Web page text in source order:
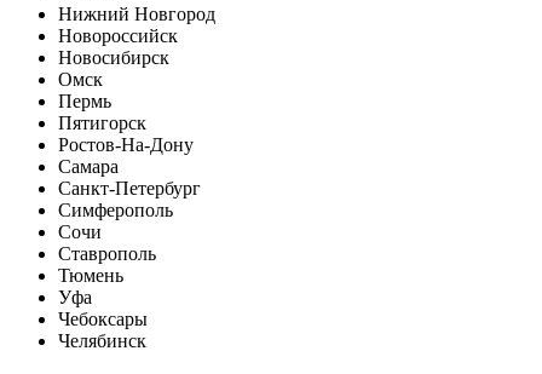
Нижний Новгород
Новороссийск
Новосибирск
Омск
Пермь
Пятигорск
Ростов-На-Дону
Самара
Санкт-Петербург
Симферополь
Сочи
Ставрополь
Тюмень
Уфа
Чебоксары
Челябинск